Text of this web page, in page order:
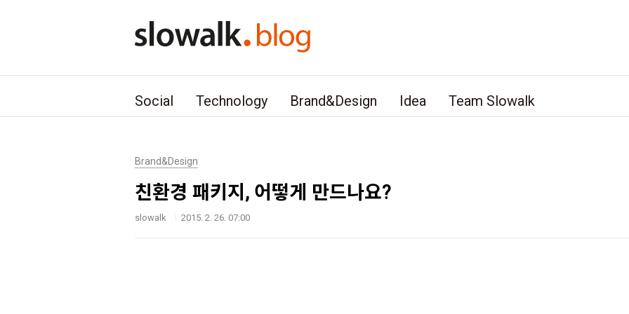
Social Technology Brand&Design Idea Team Slowalk
Brand&Design
친환경 패키지, 어떻게 만드나요?
slowalk 2015. 2. 26. 07:00